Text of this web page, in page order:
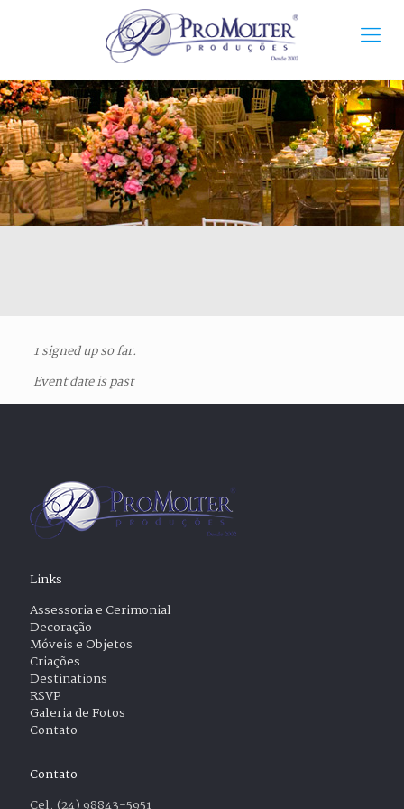
1 signed up so far.
Event date is past
Links
Assessoria e Cerimonial
Decoração
Móveis e Objetos
Criações
Destinations
RSVP
Galeria de Fotos
Contato
Contato